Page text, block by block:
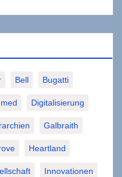
Bell Bugatti
Digitalisierung
Galbraith
Heartland
Innovationen